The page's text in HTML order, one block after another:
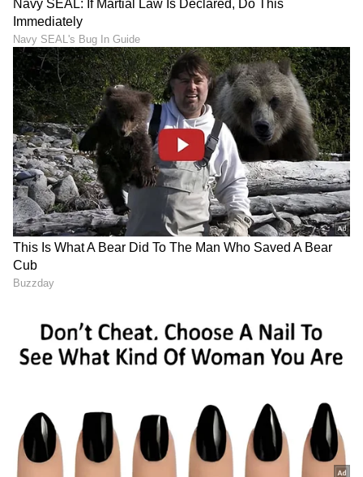
RECOMMENDED STORIES
ಗುರು ಸಂಚಾರದಿಂದ ಈ 4
ರಾಶಿಯವರಿಗೆ 60 ದಿನಗಳ ಕಾಲ
ಕುಬೇರ ಯೋಗ
ನಿಮ್ಮ ಜನ್ಮ ದಿನಾಂಕದ ಪ್ರಕಾರ
ಇಂದು 6 ರಾಶಿಗಳಿಗೆ ಸಮಸ್ಯೆಗಳ
ಸುರಿಮಳೆ, 12 ರಾಶಿಗಳ ಸಂಪೂರ್ಣ
Adhik Maas: ಅಧಿಕ ಮಾಸ
ಶುರು… ಈ ಸಮಯದಲ್ಲಿ